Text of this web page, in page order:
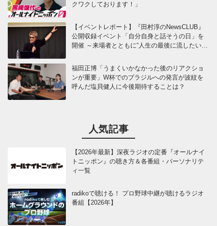
クワクしております！」
【イベントレポート】『田村淳のNewsCLUB』
公開収録イベント「自分自身と話そうの日」を
開催 ～来場者とともに“人生の最後に流したい
福田正博「うまくいかなかった後のリアクショ
ンが重要」W杯でのブラジルへの発言が波紋を
呼んだ塩貝健人に今後期待することは？
人気記事
【2026年最新】深夜ラジオの定番『オールナイ
トニッポン』の聴き方＆各番組・パーソナリテ
ィ一覧
radikoで聴ける！ プロ野球中継が聴けるラジオ
番組【2026年】